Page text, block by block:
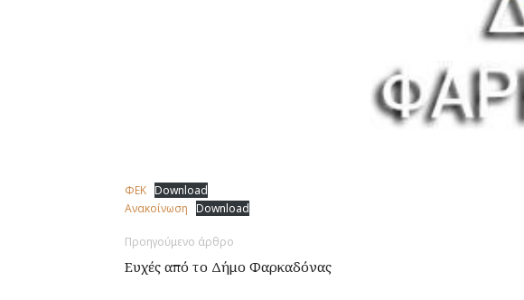
ΦΕΚ Download
Ανακοίνωση Download
Προηγούμενο άρθρο
Ευχές από το Δήμο Φαρκαδόνας